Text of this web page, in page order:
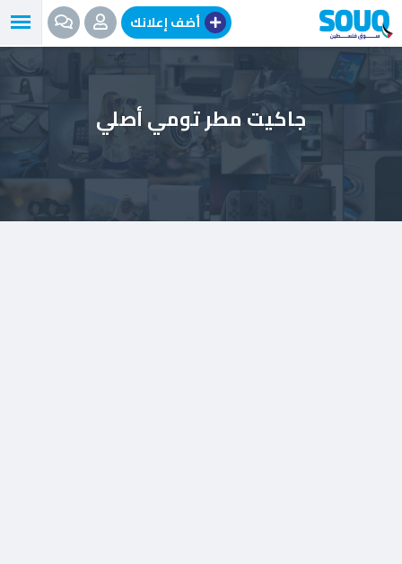
انتقل
إلى
المحتوى
أضف إعلانك
جاكيت مطر تومي أصلي